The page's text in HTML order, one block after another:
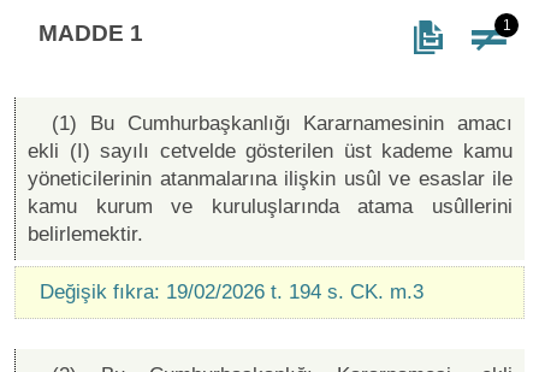
MADDE 1 1
(1) Bu Cumhurbaşkanlığı Kararnamesinin amacı
ekli (I) sayılı cetvelde gösterilen üst kademe kamu
yöneticilerinin atanmalarına ilişkin usûl ve esaslar ile
kamu kurum ve kuruluşlarında atama usûllerini
belirlemektir.
Değişik fıkra: 19/02/2026 t. 194 s. CK. m.3